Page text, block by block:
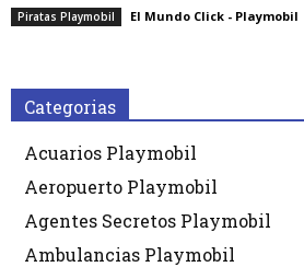
Piratas Playmobil El Mundo Click - Playmobil
Categorias
Acuarios Playmobil
Aeropuerto Playmobil
Agentes Secretos Playmobil
Ambulancias Playmobil